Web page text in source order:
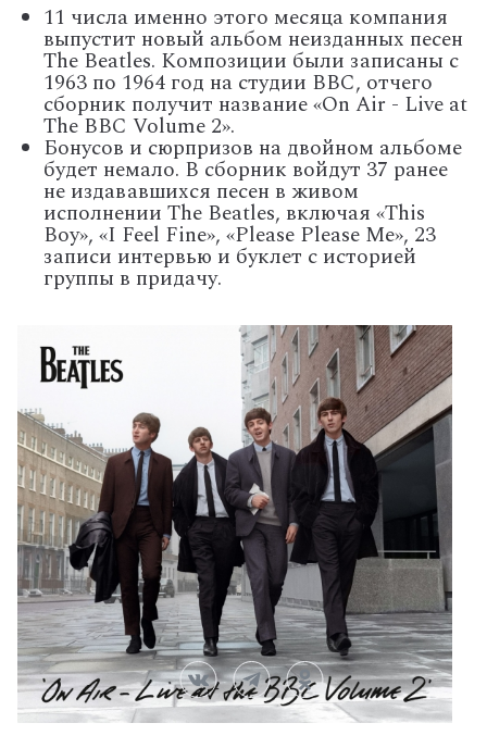
11 числа именно этого месяца компания
выпустит новый альбом неизданных песен
The Beatles. Композиции были записаны с
1963 по 1964 год на студии BBC, отчего
сборник получит название «On Air - Live at
The BBC Volume 2».
Бонусов и сюрпризов на двойном альбоме
будет немало. В сборник войдут 37 ранее
не издававшихся песен в живом
исполнении The Beatles, включая «This
Boy», «I Feel Fine», «Please Please Me», 23
записи интервью и буклет с историей
группы в придачу.